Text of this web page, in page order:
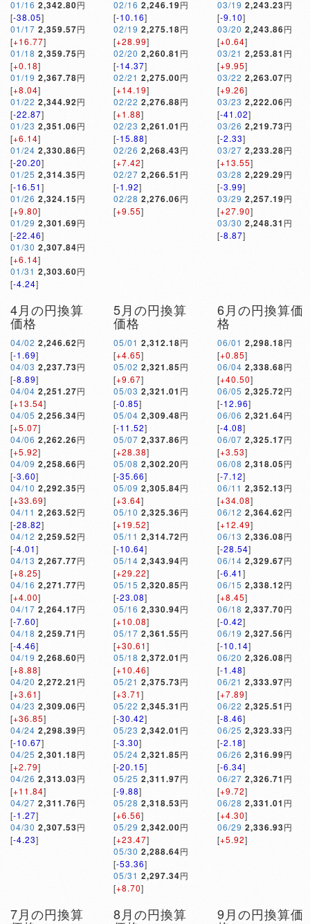
01/16 2,342.80円
[-38.05]
01/17 2,359.57円
[+16.77]
01/18 2,359.75円
[+0.18]
01/19 2,367.78円
[+8.04]
01/22 2,344.92円
[-22.87]
01/23 2,351.06円
[+6.14]
01/24 2,330.86円
[-20.20]
01/25 2,314.35円
[-16.51]
01/26 2,324.15円
[+9.80]
01/29 2,301.69円
[-22.46]
01/30 2,307.84円
[+6.14]
01/31 2,303.60円
[-4.24]
02/16 2,246.19円
[-10.16]
02/19 2,275.18円
[+28.99]
02/20 2,260.81 円
[-14.37]
02/21 2,275.00円
[+14.19]
02/22 2,276.88円
[+1.88]
02/23 2,261.01 円
[-15.88]
02/26 2,268.43円
[+7.42]
02/27 2,266.51 円
[-1.92]
02/28 2,276.06円
[+9.55]
03/19 2,243.23円
[-9.10]
03/20 2,243.86円
[+0.64]
03/21 2,253.81 円
[+9.95]
03/22 2,263.07円
[+9.26]
03/23 2,222.06円
[-41.02]
03/26 2,219.73円
[-2.33]
03/27 2,233.28円
[+13.55]
03/28 2,229.29円
[-3.99]
03/29 2,257.19円
[+27.90]
03/30 2,248.31 円
[-8.87]
4月の円換算
価格
04/02 2,246.62円
[-1.69]
04/03 2,237.73円
[-8.89]
04/04 2,251.27円
[+13.54]
04/05 2,256.34円
[+5.07]
04/06 2,262.26円
[+5.92]
04/09 2,258.66円
[-3.60]
04/10 2,292.35円
[+33.69]
04/11 2,263.52円
[-28.82]
04/12 2,259.52円
[-4.01]
04/13 2,267.77円
[+8.25]
04/16 2,271.77円
[+4.00]
04/17 2,264.17円
[-7.60]
04/18 2,259.71 円
[-4.46]
04/19 2,268.60円
[+8.88]
04/20 2,272.21 円
[+3.61]
04/23 2,309.06円
[+36.85]
04/24 2,298.39円
[-10.67]
04/25 2,301.18円
[+2.79]
04/26 2,313.03円
[+11.84]
04/27 2,311.76円
[-1.27]
04/30 2,307.53円
[-4.23]
5月の円換算
価格
05/01 2,312.18円
[+4.65]
05/02 2,321.85円
[+9.67]
05/03 2,321.01 円
[-0.85]
05/04 2,309.48円
[-11.52]
05/07 2,337.86円
[+28.38]
05/08 2,302.20円
[-35.66]
05/09 2,305.84円
[+3.64]
05/10 2,325.36円
[+19.52]
05/11 2,314.72円
[-10.64]
05/14 2,343.94円
[+29.22]
05/15 2,320.85円
[-23.08]
05/16 2,330.94円
[+10.08]
05/17 2,361.55円
[+30.61]
05/18 2,372.01 円
[+10.46]
05/21 2,375.73円
[+3.71]
05/22 2,345.31 円
[-30.42]
05/23 2,342.01 円
[-3.30]
05/24 2,321.85円
[-20.15]
05/25 2,311.97円
[-9.88]
05/28 2,318.53円
[+6.56]
05/29 2,342.00円
[+23.47]
05/30 2,288.64円
[-53.36]
05/31 2,297.34円
[+8.70]
6月の円換算価
格
06/01 2,298.18円
[+0.85]
06/04 2,338.68円
[+40.50]
06/05 2,325.72円
[-12.96]
06/06 2,321.64円
[-4.08]
06/07 2,325.17円
[+3.53]
06/08 2,318.05円
[-7.12]
06/11 2,352.13円
[+34.08]
06/12 2,364.62円
[+12.49]
06/13 2,336.08円
[-28.54]
06/14 2,329.67円
[-6.41]
06/15 2,338.12円
[+8.45]
06/18 2,337.70円
[-0.42]
06/19 2,327.56円
[-10.14]
06/20 2,326.08円
[-1.48]
06/21 2,333.97円
[+7.89]
06/22 2,325.51 円
[-8.46]
06/25 2,323.33円
[-2.18]
06/26 2,316.99円
[-6.34]
06/27 2,326.71 円
[+9.72]
06/28 2,331.01 円
[+4.30]
06/29 2,336.93円
[+5.92]
7月の円換算 8月の円換算 9月の円換算価